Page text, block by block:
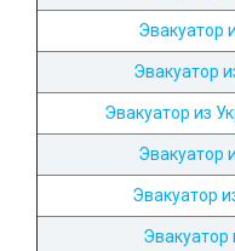
Эвакуатор
Эвакуатор
Эвакуатор из
Эвакуатор
Эвакуатор
Эвакуатор